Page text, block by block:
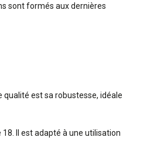
sont formés aux dernières
est sa robustesse, idéale
Il est adapté à une utilisation